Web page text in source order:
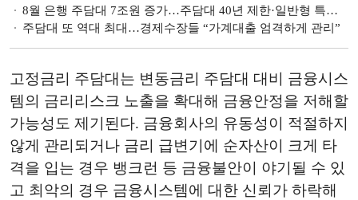
8월 은행 주담대 7조원 증가…주담대 40년 제한·일반형 특례보금자리론 중단 [금융이슈 줌인]
주담대 또 역대 최대…경제수장들 “가계대출 엄격하게 관리”
고정금리 주담대는 변동금리 주담대 대비 금융시스
템의 금리리스크 노출을 확대해 금융안정을 저해할
가능성도 제기된다. 금융회사의 유동성이 적절하지
않게 관리되거나 금리 급변기에 순자산이 크게 타
격을 입는 경우 뱅크런 등 금융불안이 야기될 수 있
고 최악의 경우 금융시스템에 대한 신뢰가 하락해